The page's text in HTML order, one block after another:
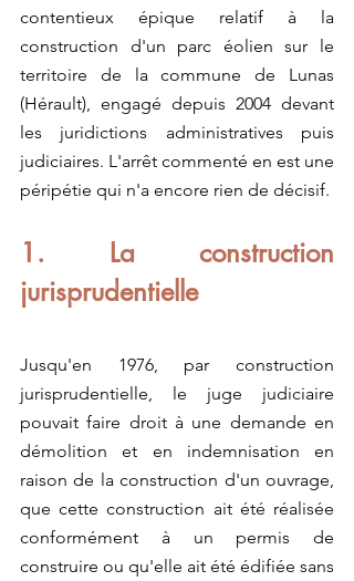
contentieux épique relatif à la
construction d'un parc éolien sur le
territoire de la commune de Lunas
(Hérault), engagé depuis 2004 devant
les juridictions administratives puis
judiciaires. L'arrêt commenté en est une
péripétie qui n'a encore rien de décisif.
1. La construction
jurisprudentielle
Jusqu'en 1976, par construction
jurisprudentielle, le juge judiciaire
pouvait faire droit à une demande en
démolition et en indemnisation en
raison de la construction d'un ouvrage,
que cette construction ait été réalisée
conformément à un permis de
construire ou qu'elle ait été édifiée sans